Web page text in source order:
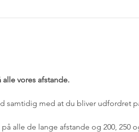
vores afstande.
samtidig med at du bliver udfordret
alle de lange afstande og 200, 250